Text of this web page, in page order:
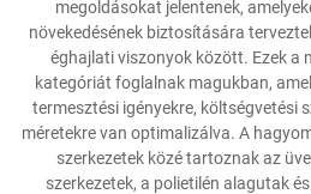
megoldásokat jelentenek,
növekedésének biztosítására
éghajlati viszonyok között. Ezek a
kategóriát foglalnak magukban,
termesztési igényekre, költségvetési
méretekre van optimalizálva. A
szerkezetek közé tartoznak az
szerkezetek, a polietilén alagutak